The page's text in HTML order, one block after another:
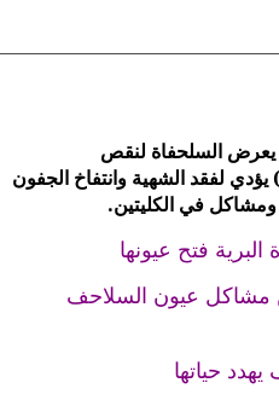
يعرض السلحفاة لنقص
لفقد الشهية وانتفاخ الجفون
في الكليتين.
فتح عيونها
مشاكل عيون السلاحف
حياتها